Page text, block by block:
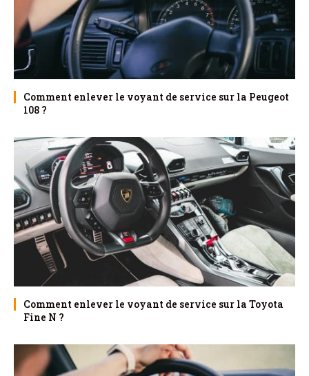
Comment enlever le voyant de service sur la Peugeot
108 ?
Comment enlever le voyant de service sur la Toyota
Fine N ?